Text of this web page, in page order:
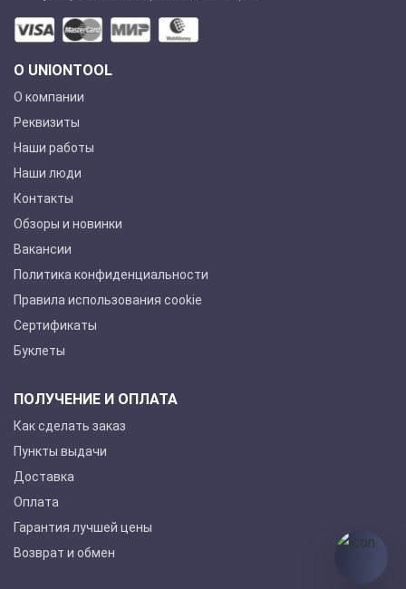
О UNIONTOOL
О компании
Реквизиты
Наши работы
Наши люди
Контакты
Обзоры и новинки
Вакансии
Политика конфиденциальности
Правила использования cookie
Сертификаты
Буклеты
ПОЛУЧЕНИЕ И ОПЛАТА
Как сделать заказ
Пункты выдачи
Доставка
Оплата
Гарантия лучшей цены
Возврат и обмен